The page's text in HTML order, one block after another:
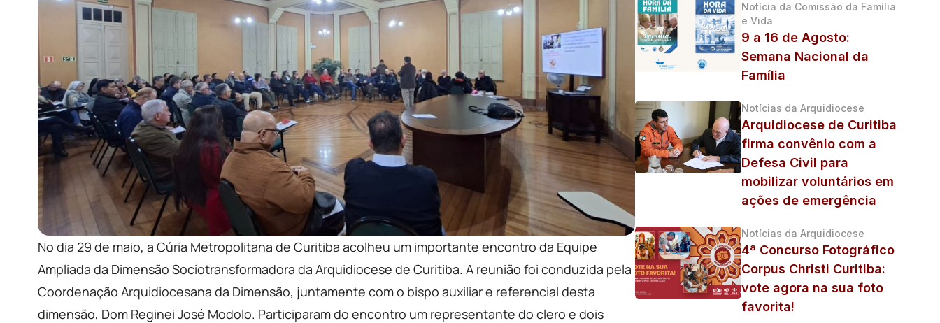
No dia 29 de maio, a Cúria Metropolitana de Curitiba acolheu um importante encontro da Equipe
Ampliada da Dimensão Sociotransformadora da Arquidiocese de Curitiba. A reunião foi conduzida pela
Coordenação Arquidiocesana da Dimensão, juntamente com o bispo auxiliar e referencial desta
dimensão, Dom Reginei José Modolo. Participaram do encontro um representante do clero e dois
Notícia da Comissão da Família
e Vida
9 a 16 de Agosto:
Semana Nacional da
Família
Notícias da Arquidiocese
Arquidiocese de Curitiba
firma convênio com a
Defesa Civil para
mobilizar voluntários em
ações de emergência
Notícias da Arquidiocese
4ª Concurso Fotográfico
Corpus Christi Curitiba:
vote agora na sua foto
favorita!